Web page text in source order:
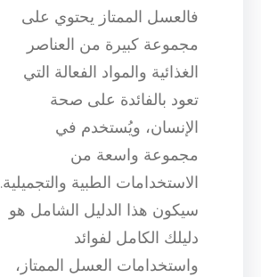
فالعسل الممتاز يحتوي على
مجموعة كبيرة من العناصر
الغذائية والمواد الفعالة التي
تعود بالفائدة على صحة
الإنسان، ويُستخدم في
مجموعة واسعة من
الاستخدامات الطبية والتجميلية.
سيكون هذا الدليل الشامل هو
دليلك الكامل لفوائد
واستخدامات العسل الممتاز،